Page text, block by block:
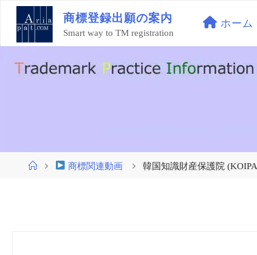
ン
商標登録出願の案内
Smart way to TM registration
ホーム
ホ
商標関連動画 韓国知識財産保護院